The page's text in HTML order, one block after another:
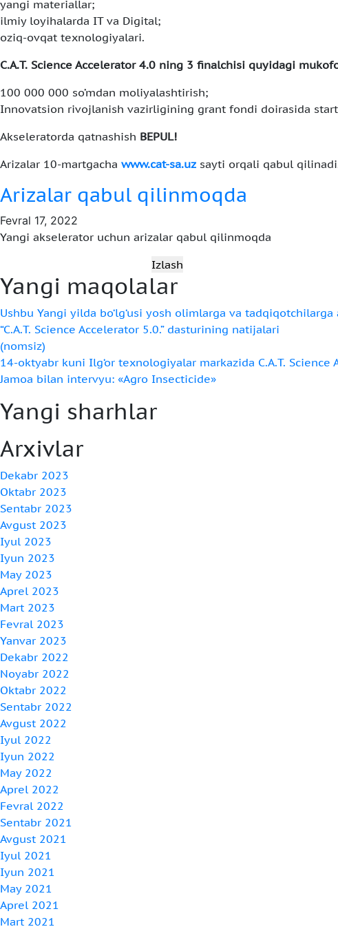
yangi materiallar;
ilmiy loyihalarda IT va Digital;
oziq-ovqat texnologiyalari.
C.A.T. Science Accelerator 4.0 ning 3 finalchisi quyidagi
100 000 000 so’mdan moliyalashtirish;
Innovatsion rivojlanish vazirligining grant fondi doirasida
Akseleratorda qatnashish BEPUL!
Arizalar 10-martgacha www.cat-sa.uz sayti orqali qabul
Arizalar qabul qilinmoqda
Fevral 17, 2022
Yangi akselerator uchun arizalar qabul qilinmoqda
Yangi maqolalar
Ushbu Yangi yilda bo‘lg‘usi yosh olimlarga va
“C.A.T. Science Accelerator 5.0.” dasturining natijalari
(nomsiz)
14-oktyabr kuni Ilg‘or texnologiyalar markazida C.A.T.
Jamoa bilan intervyu: «Agro Insecticide»
Yangi sharhlar
Arxivlar
Dekabr 2023
Oktabr 2023
Sentabr 2023
Avgust 2023
Iyul 2023
Iyun 2023
May 2023
Aprel 2023
Mart 2023
Fevral 2023
Yanvar 2023
Dekabr 2022
Noyabr 2022
Oktabr 2022
Sentabr 2022
Avgust 2022
Iyul 2022
Iyun 2022
May 2022
Aprel 2022
Fevral 2022
Sentabr 2021
Avgust 2021
Iyul 2021
Iyun 2021
May 2021
Aprel 2021
Mart 2021